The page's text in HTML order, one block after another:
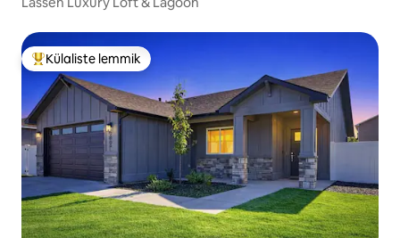
Külaliste suur lemmik
Külaliste lemmik